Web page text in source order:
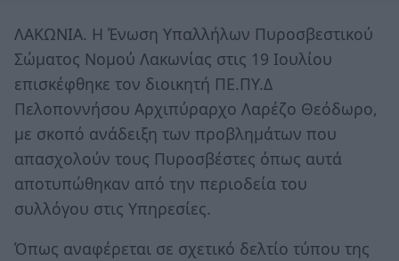
ΛΑΚΩΝΙΑ. H Ένωση Υπαλλήλων Πυροσβεστικού
Σώματος Νομού Λακωνίας στις 19 Ιουλίου
επισκέφθηκε τον διοικητή ΠΕ.ΠΥ.Δ
Πελοποννήσου Αρχιπύραρχο Λαρέζο Θεόδωρο,
με σκοπό ανάδειξη των προβλημάτων που
απασχολούν τους Πυροσβέστες όπως αυτά
αποτυπώθηκαν από την περιοδεία του
συλλόγου στις Υπηρεσίες.
Όπως αναφέρεται σε σχετικό δελτίο τύπου της